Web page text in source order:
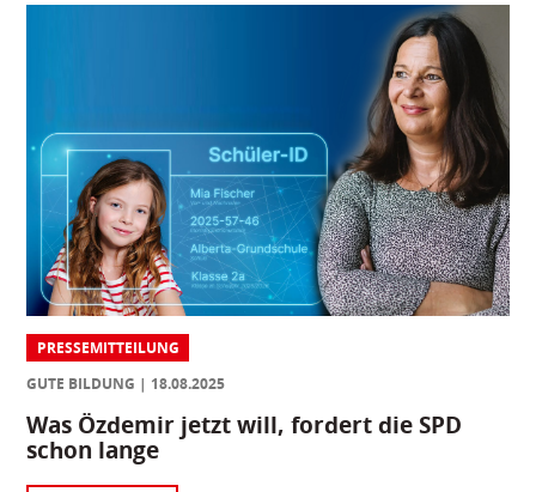
PRESSEMITTEILUNG
GUTE BILDUNG
18.08.2025
Was Özdemir jetzt will, fordert die SPD
schon lange